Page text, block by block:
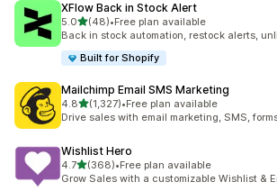
XFlow Back in Stock Alert
5.0เต็ม 5 ดาว
(48)
ทั้งหมด 48 รีวิว
•Free plan available
Back in stock automation, restock alerts,
Built for Shopify
Mailchimp Email SMS Marketing
4.8เต็ม 5 ดาว
(1,327)
ทั้งหมด 1327 รีวิว
•Free plan available
Drive sales with email marketing, SMS,
Wishlist Hero
4.7เต็ม 5 ดาว
(368)
ทั้งหมด 368 รีวิว
•Free plan available
Grow Sales with a customizable Wishlist &